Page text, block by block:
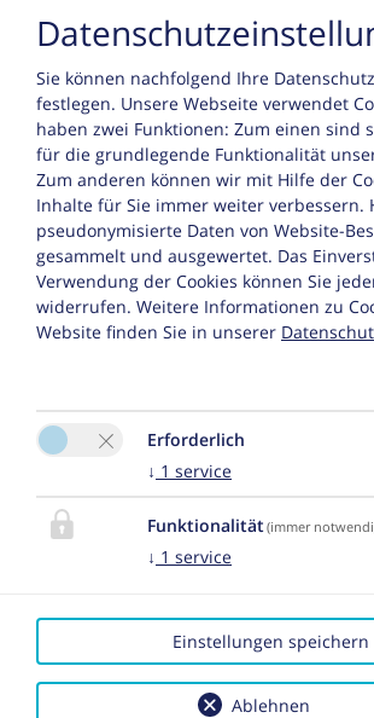
Kontakt
Brigitte Tafeit
im Gries 2
6580 St. Anton am Arlberg
Tel. :+43 5446 2720
Fax : +43 5446 272025
E-Mail:office@grieserin.at
Bitte aktivieren Sie in den Cookie
Darstellung
Cookie
Sie können nachfolgend Ihre
festlegen. Unsere Webseite verwendet
haben zwei Funktionen: Zum einen sind
für die grundlegende Funktionalität
Zum anderen können wir mit Hilfe der
Inhalte für Sie immer weiter verbessern.
pseudonymisierte Daten von Website-
gesammelt und ausgewertet. Das
Verwendung der Cookies können Sie
widerrufen. Weitere Informationen zu
Website finden Sie in unserer
Erforderlich
↓ 1 service
Funktionalität(immer
↓ 1 service
Ablehnen
Einstellungen speichern